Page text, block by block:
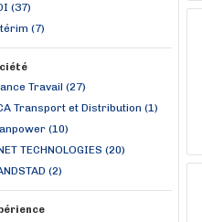
Dizier (2)
(2)
(37)
(7)
Travail (27)
Transport et Distribution (1)
(10)
TECHNOLOGIES (20)
(2)